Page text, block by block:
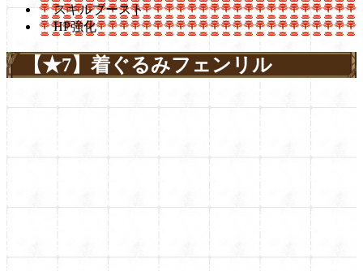
スキルブースト
HP強化
【★7】着ぐるみフェンリル